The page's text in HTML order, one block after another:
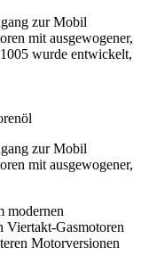
zur Mobil
mit ausgewogener,
wurde entwickelt,
zur Mobil
mit ausgewogener,
modernen
Viertakt-Gasmotoren
Motorversionen